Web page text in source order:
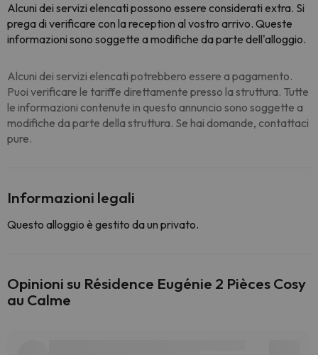
Alcuni dei servizi elencati possono essere considerati extra. Si
prega di verificare con la reception al vostro arrivo. Queste
informazioni sono soggette a modifiche da parte dell'alloggio.
Alcuni dei servizi elencati potrebbero essere a pagamento.
Puoi verificare le tariffe direttamente presso la struttura. Tutte
le informazioni contenute in questo annuncio sono soggette a
modifiche da parte della struttura. Se hai domande, contattaci
pure.
Informazioni legali
Questo alloggio è gestito da un privato.
Opinioni su Résidence Eugénie 2 Pièces Cosy
au Calme